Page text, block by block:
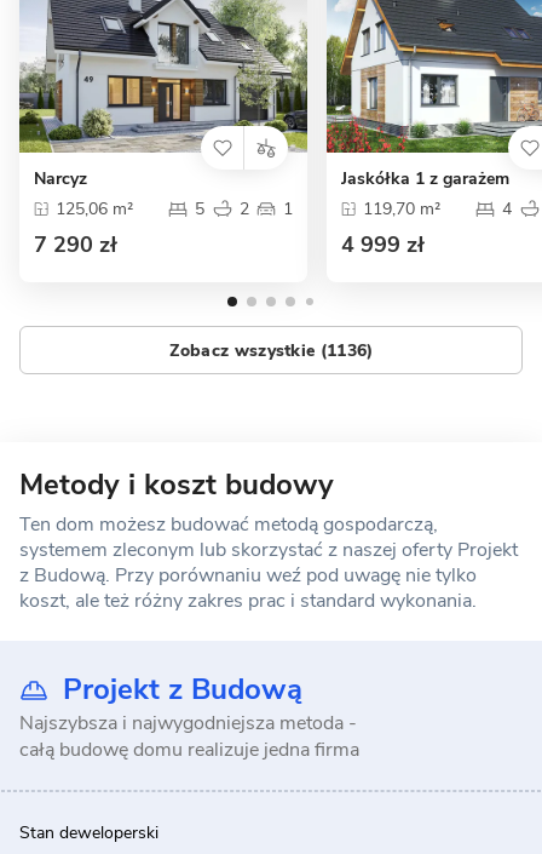
Narcyz
125,06 m²
5 2 1
7 290 zł
Jaskółka 1 z garażem
119,70 m²
4
4 999 zł
Zobacz wszystkie (1136)
Metody i koszt budowy
Ten dom możesz budować metodą gospodarczą,
systemem zleconym lub skorzystać z naszej oferty Projekt
z Budową. Przy porównaniu weź pod uwagę nie tylko
koszt, ale też różny zakres prac i standard wykonania.
Projekt z Budową
Najszybsza i najwygodniejsza metoda -
całą budowę domu realizuje jedna firma
Stan deweloperski